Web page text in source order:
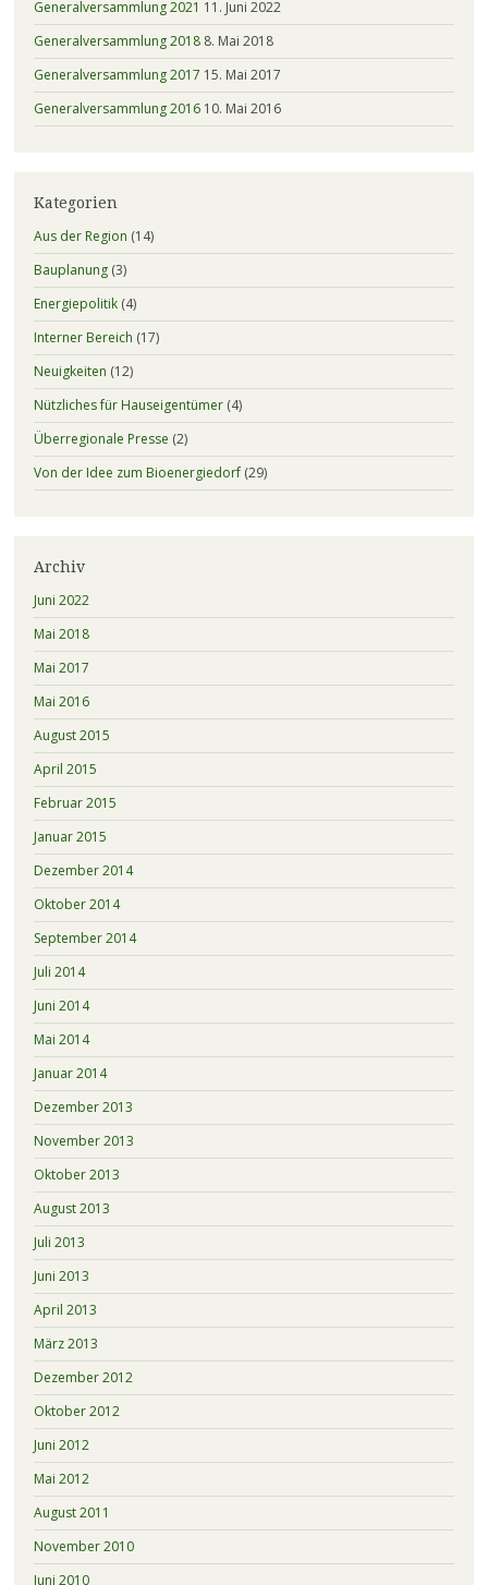
Generalversammlung 2021 11. Juni 2022
Generalversammlung 2018 8. Mai 2018
Generalversammlung 2017 15. Mai 2017
Generalversammlung 2016 10. Mai 2016
Kategorien
Aus der Region (14)
Bauplanung(3)
Energiepolitik(4)
Interner Bereich (17)
Neuigkeiten (12)
Nützliches für Hauseigentümer(4)
Überregionale Presse (2)
Von der Idee zum Bioenergiedorf(29)
Archiv
Juni 2022
Mai 2018
Mai 2017
Mai 2016
August 2015
April 2015
Februar 2015
Januar 2015
Dezember 2014
Oktober 2014
September 2014
Juli 2014
Juni 2014
Mai 2014
Januar 2014
Dezember 2013
November 2013
Oktober 2013
August 2013
Juli 2013
Juni 2013
April 2013
März 2013
Dezember 2012
Oktober 2012
Juni 2012
Mai 2012
August 2011
November 2010
Juni 2010